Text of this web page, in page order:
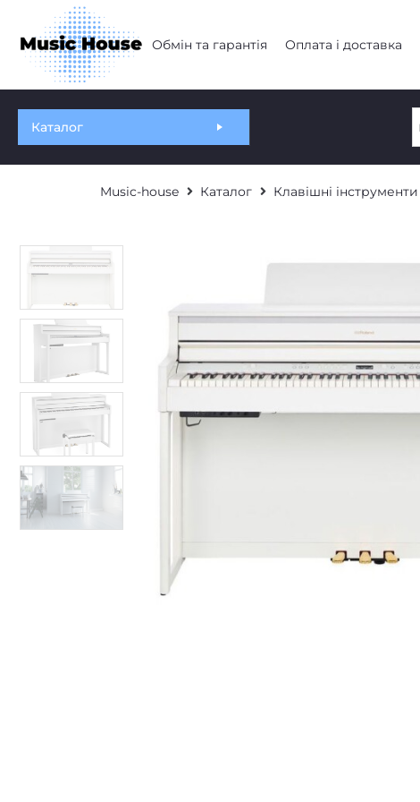
Обмін та гарантія Оплата і доставка
Каталог
Music-house Каталог Клавішні інструменти